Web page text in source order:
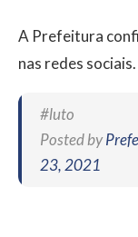
A Prefeitura
nas redes sociais.
#luto
Posted by
23, 2021